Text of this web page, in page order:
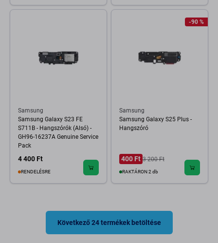
Samsung
Samsung Galaxy S23 FE
S711B - Hangszórók (Alsó) -
GH96-16237A Genuine Service
Pack
4 400 Ft
RENDELÉSRE
-90 %
Samsung
Samsung Galaxy S25 Plus -
Hangszóró
400 Ft 3 200 Ft
RAKTÁRON 2 db
Következő 24 termékek betöltése